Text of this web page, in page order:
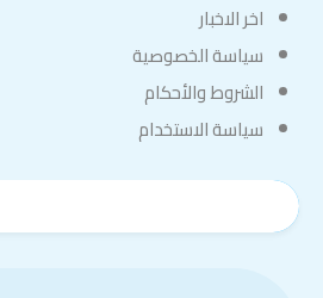
اخر الاخبار
سياسة الخصوصية
الشروط والأحكام
سياسة الاستخدام